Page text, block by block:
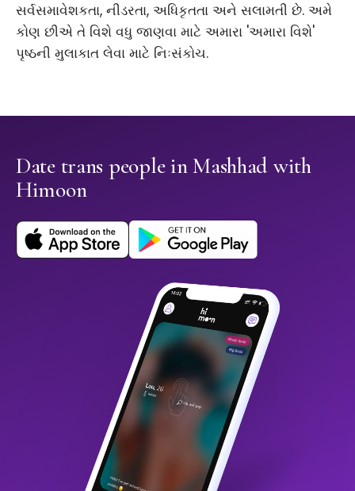
સર્વસમાવેશકતા, નીડરતા, અધિકૃતતા અને સલામતી છે. અમે
કોણ છીએ તે વિશે વધુ જાણવા માટે અમારા 'અમારા વિશે'
પૃષ્ઠની મુલાકાત લેવા માટે નિઃસંકોચ.
Date trans people in Mashhad with
Himoon